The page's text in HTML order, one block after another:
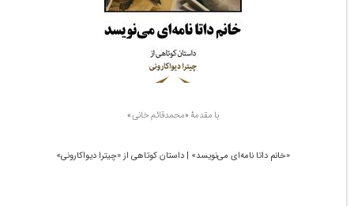
با مقدمۀ «محمدقائم خانی»
«خانم داتا نامه‌ای می‌نویسد» | داستان کوتاهی از «چیترا دیواکارونی»